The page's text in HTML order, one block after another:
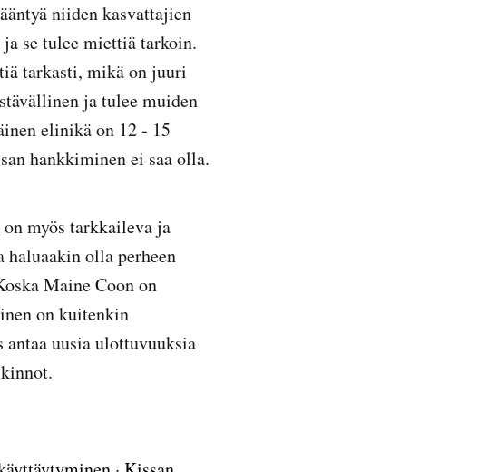
niiden kasvattajien
se tulee miettiä tarkoin.
tarkasti, mikä on juuri
ja tulee muiden
elinikä on 12 - 15
hankkiminen ei saa olla.
myös tarkkaileva ja
olla perheen
Maine Coon on
on kuitenkin
uusia ulottuvuuksia